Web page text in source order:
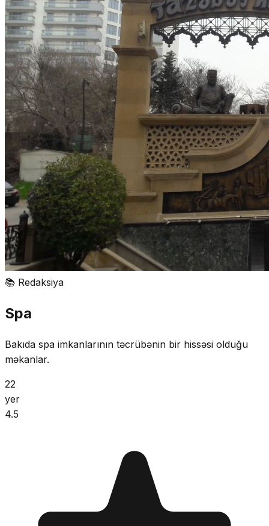
📚 Redaksiya
Spa
Bakıda spa imkanlarının təcrübənin bir hissəsi olduğu
məkanlar.
22
yer
4.5